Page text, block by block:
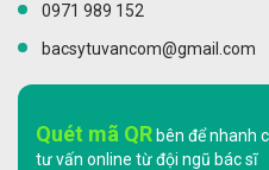
0971 989 152
bacsytuvancom@gmail.com
Quét mã QR bên để nhanh
tư vấn online từ đội ngũ bác sĩ